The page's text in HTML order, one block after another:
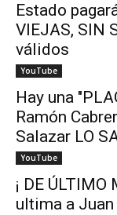
Estado
VIEJAS, SIN
válidos
YouTube
Hay una
Ramón
Salazar LO
YouTube
¡ DE
ultima a